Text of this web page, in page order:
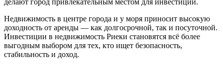
делают город привлекательным местом для инвестиций.
Недвижимость в центре города и у моря приносит высокую
доходность от аренды — как долгосрочной, так и посуточной.
Инвестиции в недвижимость Риеки становятся всё более
выгодным выбором для тех, кто ищет безопасность,
стабильность и доход.